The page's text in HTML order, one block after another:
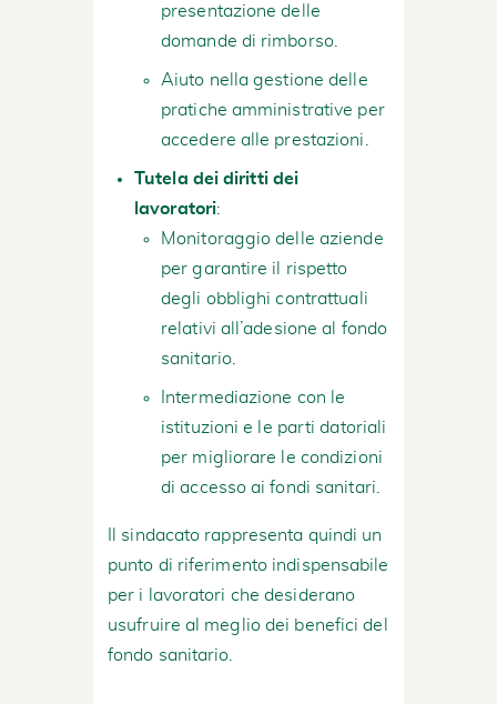
presentazione delle
domande di rimborso.
Aiuto nella gestione delle
pratiche amministrative per
accedere alle prestazioni.
Tutela dei diritti dei
lavoratori:
Monitoraggio delle aziende
per garantire il rispetto
degli obblighi contrattuali
relativi all’adesione al fondo
sanitario.
Intermediazione con le
istituzioni e le parti datoriali
per migliorare le condizioni
di accesso ai fondi sanitari.
Il sindacato rappresenta quindi un
punto di riferimento indispensabile
per i lavoratori che desiderano
usufruire al meglio dei benefici del
fondo sanitario.